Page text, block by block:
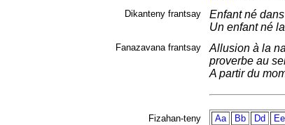
Dikanteny frantsay
Enfant né
Un enfant né
Fanazavana frantsay
Allusion à la
proverbe au
A partir du
Fizahan-teny Aa Bb Dd Ee